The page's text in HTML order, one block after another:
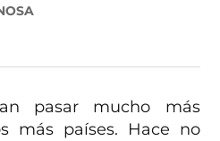
pasar mucho más
más países. Hace no